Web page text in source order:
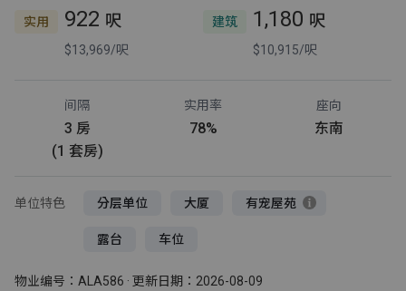
实用 922 呎
$13,969/呎
建筑 1,180 呎
$10,915/呎
间隔
3 房
(1 套房)
实用率
78%
座向
东南
单位特色 分层单位 大厦 有宠屋苑
露台 车位
物业编号：ALA586 · 更新日期：2026-08-09